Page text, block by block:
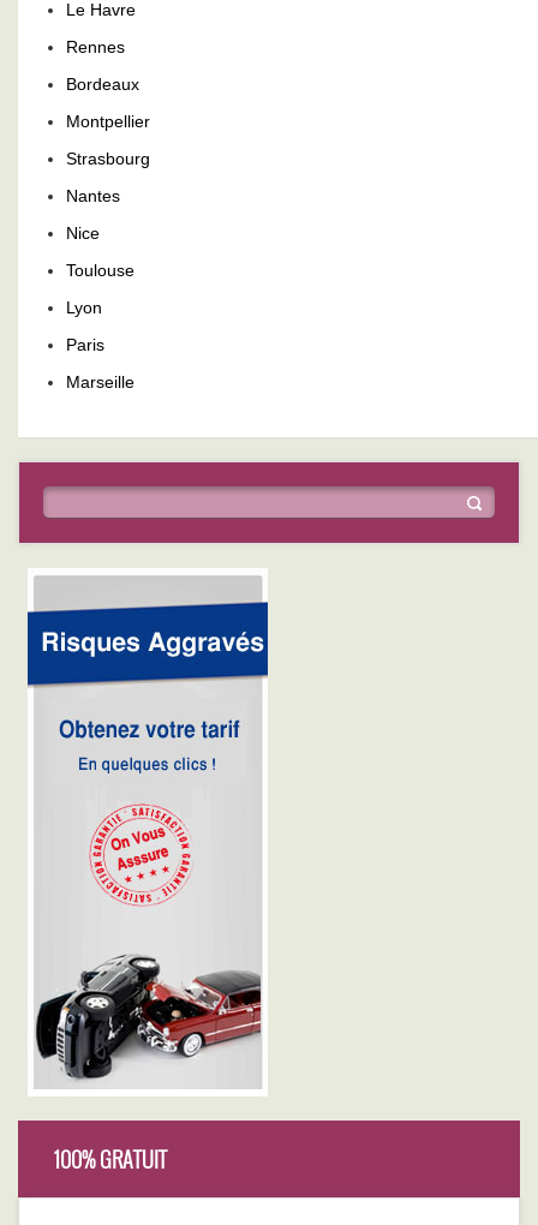
Le Havre
Rennes
Bordeaux
Montpellier
Strasbourg
Nantes
Nice
Toulouse
Lyon
Paris
Marseille
100% GRATUIT